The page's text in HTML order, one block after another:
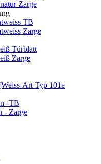
Zarge
TB
Zarge
Türblatt
Zarge
Art Typ 101e
-TB
- Zarge